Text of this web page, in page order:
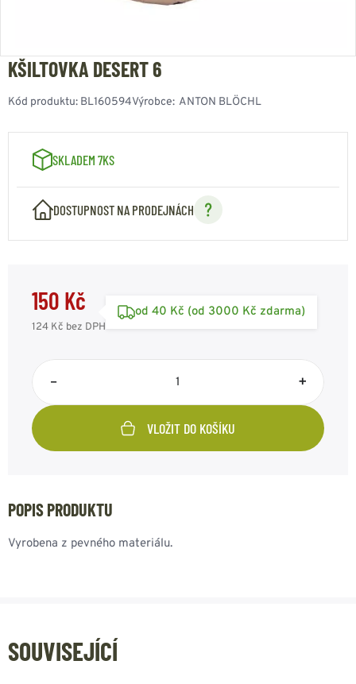
KŠILTOVKA DESERT 6
Kód produktu: BL160594Výrobce: ANTON BLÖCHL
SKLADEM 7KS
DOSTUPNOST NA PRODEJNÁCH
150 Kč
124 Kč bez DPH
od 40 Kč (od 3000 Kč zdarma)
– +
VLOŽIT DO KOŠÍKU
POPIS PRODUKTU
Vyrobena z pevného materiálu.
SOUVISEJÍCÍ